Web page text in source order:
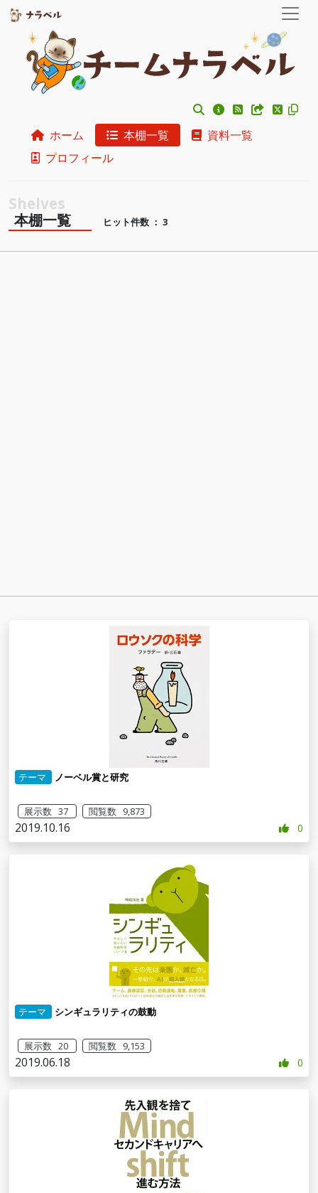
ホーム 本棚一覧
資料一覧
プロフィール
本棚一覧 ヒット件数 ： 3
テーマ ノーベル賞と研究
展示数 37 閲覧数 9,873
2019.10.16 0
テーマ シンギュラリティの鼓動
展示数 20 閲覧数 9,153
2019.06.18 0